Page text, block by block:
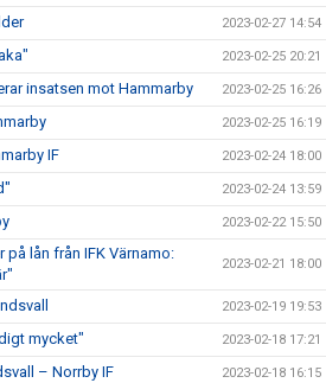
2023-02-27 14:54
2023-02-25 20:21
insatsen mot Hammarby 2023-02-25 16:26
2023-02-25 16:19
IF 2023-02-24 18:00
2023-02-24 13:59
2023-02-22 15:50
lån från IFK Värnamo:
2023-02-21 18:00
2023-02-19 19:53
mycket" 2023-02-18 17:21
– Norrby IF 2023-02-18 16:15